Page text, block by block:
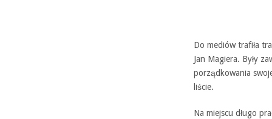
Do mediów trafiła
Jan Magiera. Były
porządkowania
liście.
Na miejscu długo